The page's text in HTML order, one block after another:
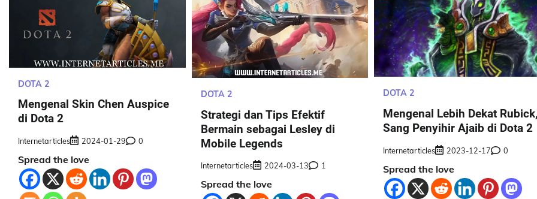
DOTA 2
Mengenal Skin Chen Auspice
di Dota 2
Internetarticles 2024-01-29 0
Spread the love
DOTA 2
Strategi dan Tips Efektif
Bermain sebagai Lesley di
Mobile Legends
Internetarticles 2024-03-13 1
Spread the love
DOTA 2
Mengenal Lebih Dekat
Sang Penyihir Ajaib di Dota 2
Internetarticles 2023-12-17 0
Spread the love